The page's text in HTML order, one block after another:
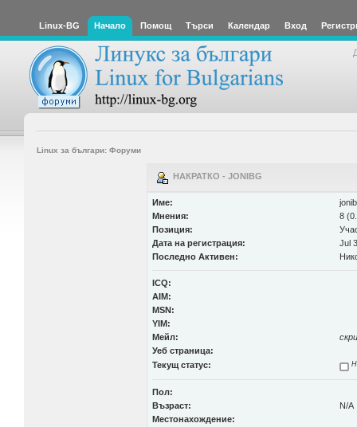
Linux-BG Начало Помощ Търси Календар Вход
Linux за българи: Форуми
НАКРАТКО - JONIBG
Име:
Мнения:
8
Позиция:
Дата на регистрация:
Jul
Последно Активен:
ICQ:
AIM:
MSN:
YIM:
Мейл:
Уеб страница:
Текущ статус:
Пол:
Възраст:
N/A
Местонахождение: